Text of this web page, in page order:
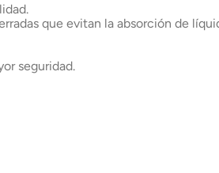
que evitan la absorción de
seguridad.